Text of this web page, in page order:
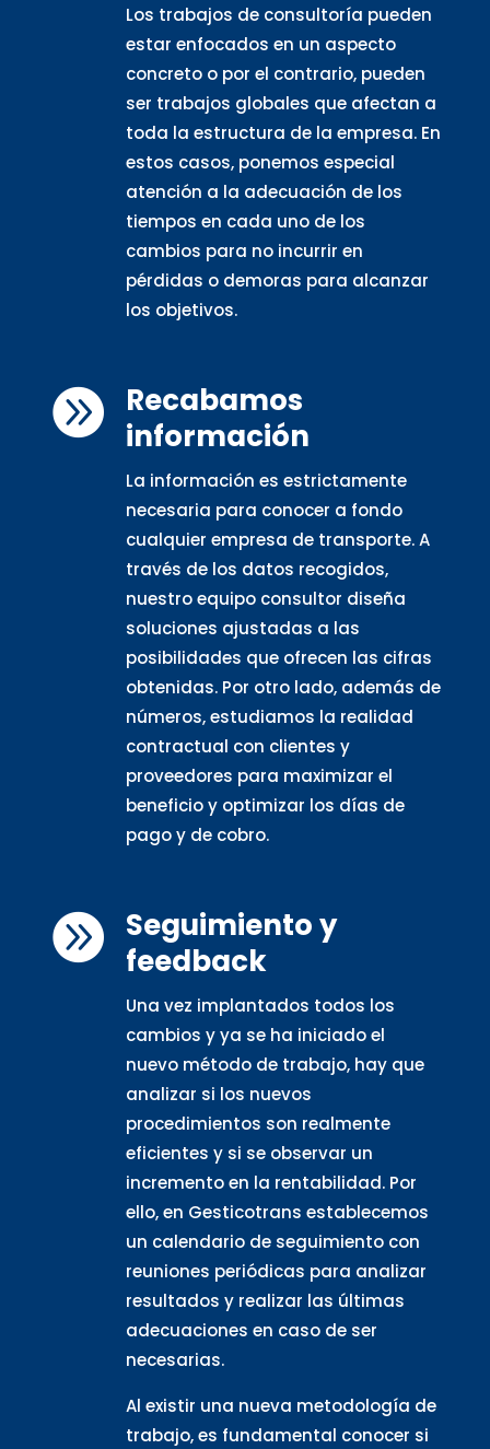
Los trabajos de consultoría pueden
estar enfocados en un aspecto
concreto o por el contrario, pueden
ser trabajos globales que afectan a
toda la estructura de la empresa. En
estos casos, ponemos especial
atención a la adecuación de los
tiempos en cada uno de los
cambios para no incurrir en
pérdidas o demoras para alcanzar
los objetivos.

Recabamos
información
La información es estrictamente
necesaria para conocer a fondo
cualquier empresa de transporte. A
través de los datos recogidos,
nuestro equipo consultor diseña
soluciones ajustadas a las
posibilidades que ofrecen las cifras
obtenidas. Por otro lado, además de
números, estudiamos la realidad
contractual con clientes y
proveedores para maximizar el
beneficio y optimizar los días de
pago y de cobro.
 Seguimiento y
feedback
Una vez implantados todos los
cambios y ya se ha iniciado el
nuevo método de trabajo, hay que
analizar si los nuevos
procedimientos son realmente
eficientes y si se observar un
incremento en la rentabilidad. Por
ello, en Gesticotrans establecemos
un calendario de seguimiento con
reuniones periódicas para analizar
resultados y realizar las últimas
adecuaciones en caso de ser
necesarias.
Al existir una nueva metodología de
trabajo, es fundamental conocer si